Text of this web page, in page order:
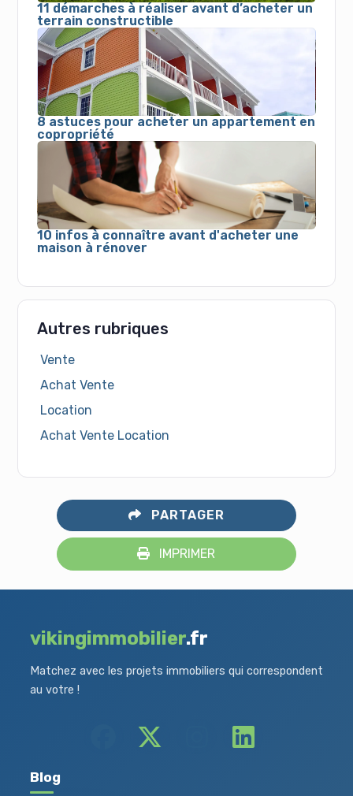
11 démarches à réaliser avant d’acheter un
terrain constructible
8 astuces pour acheter un appartement en
copropriété
10 infos à connaître avant d'acheter une
maison à rénover
Autres rubriques
Vente
Achat Vente
Location
Achat Vente Location
PARTAGER
IMPRIMER
vikingimmobilier.fr
Matchez avec les projets immobiliers qui correspondent
au votre !
Blog